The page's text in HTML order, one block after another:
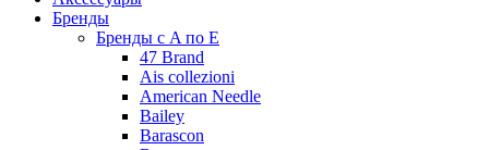
Бренды
Бренды с A по E
47 Brand
Ais collezioni
American Needle
Bailey
Barascon